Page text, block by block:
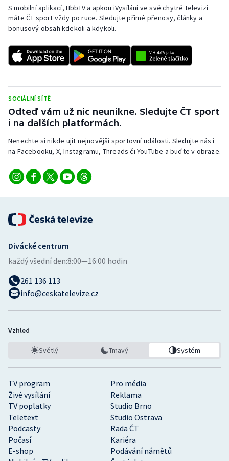
Olympijské hry
Parasport
Plavání
Plážový volejbal
Ragby
Rychlobruslení
Sportovní střelba
Stolní tenis
Triatlon
Veslování
Vodní slalom
S mobilní aplikací, HbbTV a apkou iVysílání ve své chytré televizi
máte ČT sport vždy po ruce. Sledujte přímé přenosy, články a
bonusový obsah kdekoli a kdykoli.
SOCIÁLNÍ SÍTĚ
Odteď vám už nic neunikne. Sledujte ČT sport
i na dalších platformách.
Nenechte si nikde ujít nejnovější sportovní události. Sledujte nás i
na Facebooku, X, Instagramu, Threads či YouTube a buďte v obraze.
TV program
Pro média
Živé vysílání
Reklama
TV poplatky
Studio Brno
Teletext
Studio Ostrava
Podcasty
Rada ČT
Počasí
Kariéra
E-shop
Podávání námětů
Divácké centrum
každý všední den:8:00—16:00 hodin
261 136 113
info@ceskatelevize.cz
Vzhled
Světlý Tmavý Systém